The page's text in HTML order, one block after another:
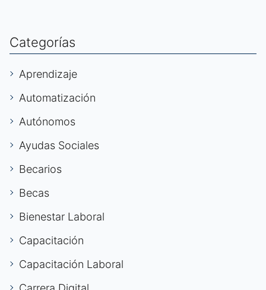
Categorías
Aprendizaje
Automatización
Autónomos
Ayudas Sociales
Becarios
Becas
Bienestar Laboral
Capacitación
Capacitación Laboral